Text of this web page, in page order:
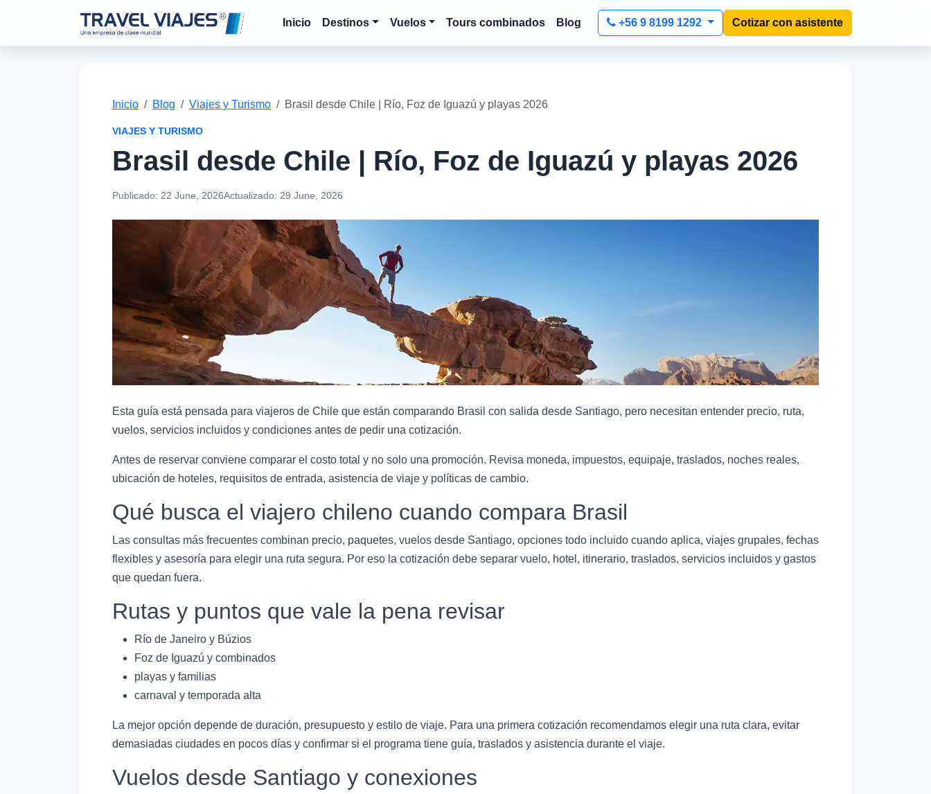
Inicio Destinos Vuelos Tours combinados Blog +56 9 8199 1292 Cotizar con asistente
Inicio Blog Viajes y Turismo Brasil desde Chile | Río, Foz de Iguazú y playas 2026
VIAJES Y TURISMO
Brasil desde Chile | Río, Foz de Iguazú y playas 2026
Publicado: 22 June, 2026Actualizado: 29 June, 2026
Esta guía está pensada para viajeros de Chile que están comparando Brasil con salida desde Santiago, pero necesitan entender precio, ruta,
vuelos, servicios incluidos y condiciones antes de pedir una cotización.
Antes de reservar conviene comparar el costo total y no solo una promoción. Revisa moneda, impuestos, equipaje, traslados, noches reales,
ubicación de hoteles, requisitos de entrada, asistencia de viaje y políticas de cambio.
Qué busca el viajero chileno cuando compara Brasil
Las consultas más frecuentes combinan precio, paquetes, vuelos desde Santiago, opciones todo incluido cuando aplica, viajes grupales, fechas
flexibles y asesoría para elegir una ruta segura. Por eso la cotización debe separar vuelo, hotel, itinerario, traslados, servicios incluidos y gastos
que quedan fuera.
Rutas y puntos que vale la pena revisar
Río de Janeiro y Búzios
Foz de Iguazú y combinados
playas y familias
carnaval y temporada alta
La mejor opción depende de duración, presupuesto y estilo de viaje. Para una primera cotización recomendamos elegir una ruta clara, evitar
demasiadas ciudades en pocos días y confirmar si el programa tiene guía, traslados y asistencia durante el viaje.
Vuelos desde Santiago y conexiones